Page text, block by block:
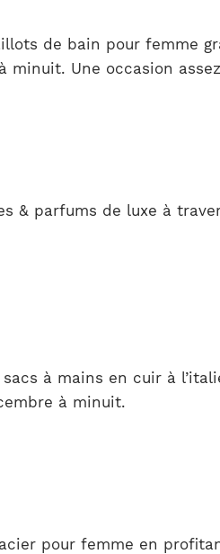
de bain pour femme
minuit. Une occasion
& parfums de luxe à
à mains en cuir à
à minuit.
pour femme en